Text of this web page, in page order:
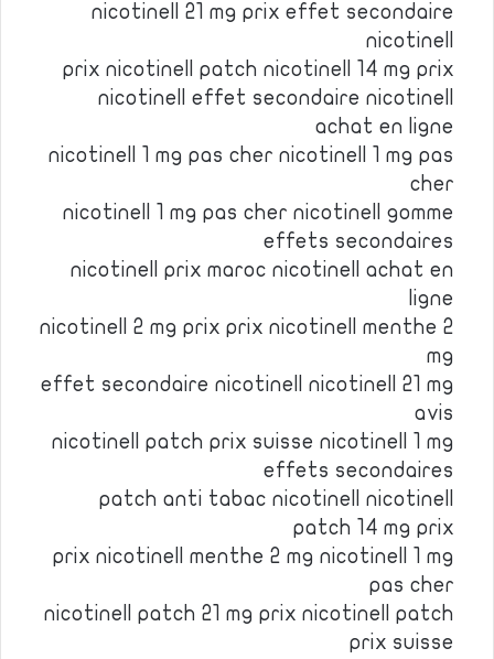
nicotinell 21 mg prix effet secondaire
nicotinell
prix nicotinell patch nicotinell 14 mg prix
nicotinell effet secondaire nicotinell
achat en ligne
nicotinell 1 mg pas cher nicotinell 1 mg pas
cher
nicotinell 1 mg pas cher nicotinell gomme
effets secondaires
nicotinell prix maroc nicotinell achat en
ligne
nicotinell 2 mg prix prix nicotinell menthe 2
mg
effet secondaire nicotinell nicotinell 21 mg
avis
nicotinell patch prix suisse nicotinell 1 mg
effets secondaires
patch anti tabac nicotinell nicotinell
patch 14 mg prix
prix nicotinell menthe 2 mg nicotinell 1 mg
pas cher
nicotinell patch 21 mg prix nicotinell patch
prix suisse